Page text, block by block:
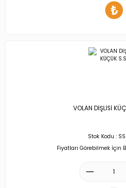
VOLAN DİŞLİSİ
Stok Kodu :
Fiyatları Görebilmek İçin